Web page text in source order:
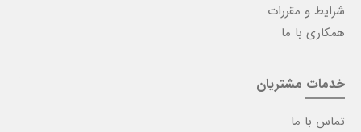
شرایط و مقررات
همکاری با ما
خدمات مشتریان
تماس با ما